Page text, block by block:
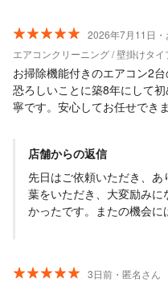
2026年7月11日・
エアコンクリーニング / 壁掛けタイ
お掃除機能付きのエアコン2
恐ろしいことに築8年にして
寧です。安心してお任せでき
いたのですが、洗浄するほ
で、中の部品が取り出せない
めて丁寧に説明してくださ
ったです！ 8年分の汚れはと
たです。本当にお願いしてよ
店舗からの返信
先日はご依頼いただき、
葉をいただき、大変励み
かったです。またの機会
3日前・匿名さん